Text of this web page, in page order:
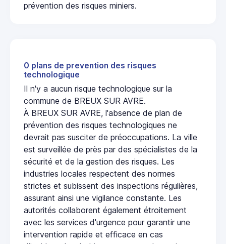
prévention des risques miniers.
0 plans de prevention des risques
technologique
Il n'y a aucun risque technologique sur la
commune de BREUX SUR AVRE.
À BREUX SUR AVRE, l'absence de plan de
prévention des risques technologiques ne
devrait pas susciter de préoccupations. La ville
est surveillée de près par des spécialistes de la
sécurité et de la gestion des risques. Les
industries locales respectent des normes
strictes et subissent des inspections régulières,
assurant ainsi une vigilance constante. Les
autorités collaborent également étroitement
avec les services d'urgence pour garantir une
intervention rapide et efficace en cas